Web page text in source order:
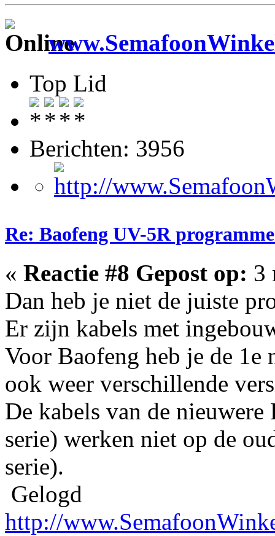
Top Lid
Berichten: 3956
Re: Baofeng UV-5R
« Reactie #8 Gepost op: 3
Dan heb je niet de juiste
Er zijn kabels met
Voor Baofeng heb je de
ook weer verschillende
De kabels van de
serie) werken niet op de
serie).
Gelogd
http://